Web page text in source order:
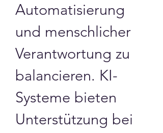
Automatisierung
und menschlicher
Verantwortung zu
balancieren. KI-
Systeme bieten
Unterstützung bei